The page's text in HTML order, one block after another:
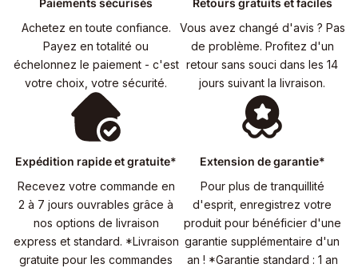
Paiements sécurisés
Achetez en toute confiance.
Payez en totalité ou
échelonnez le paiement - c'est
votre choix, votre sécurité.
Retours gratuits et faciles
Vous avez changé d'avis ? Pas
de problème. Profitez d'un
retour sans souci dans les 14
jours suivant la livraison.
Expédition rapide et gratuite*
Recevez votre commande en
2 à 7 jours ouvrables grâce à
nos options de livraison
express et standard. *Livraison
gratuite pour les commandes
Extension de garantie*
Pour plus de tranquillité
d'esprit, enregistrez votre
produit pour bénéficier d'une
garantie supplémentaire d'un
an ! *Garantie standard : 1 an